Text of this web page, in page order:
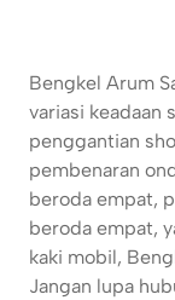
Bengkel Arum
variasi keadaan
penggantian
pembenaran
beroda empat,
beroda empat,
kaki mobil,
Jangan lupa